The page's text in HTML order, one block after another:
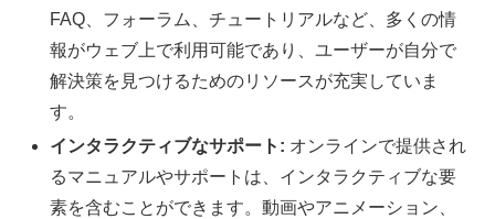
FAQ、フォーラム、チュートリアルなど、多くの情
報がウェブ上で利用可能であり、ユーザーが自分で
解決策を見つけるためのリソースが充実していま
す。
インタラクティブなサポート: オンラインで提供され
るマニュアルやサポートは、インタラクティブな要
素を含むことができます。動画やアニメーション、